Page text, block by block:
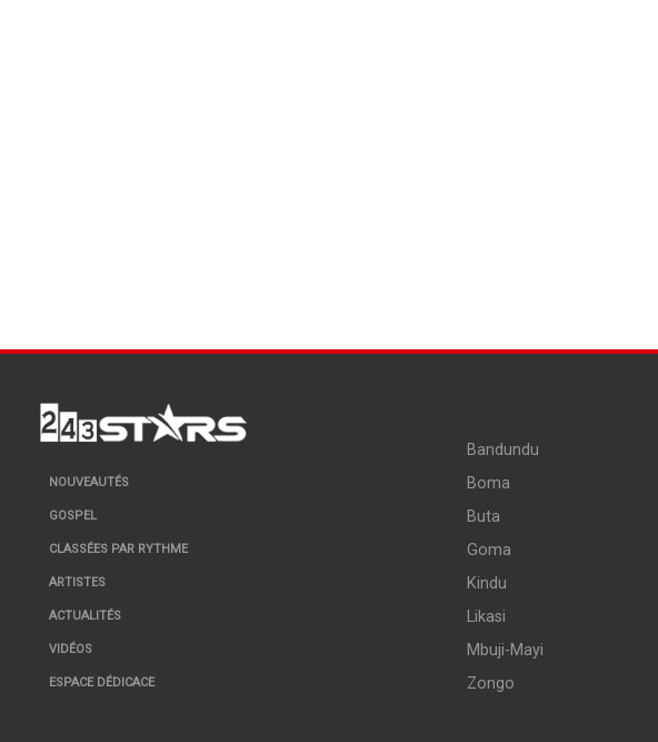
NOUVEAUTÉS
GOSPEL
CLASSÉES PAR RYTHME
ARTISTES
ACTUALITÉS
VIDÉOS
ESPACE DÉDICACE
Bandundu
Boma
Buta
Goma
Kindu
Likasi
Mbuji-Mayi
Zongo